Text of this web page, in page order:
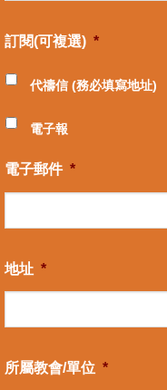
訂閱(可複選) *
代禱信 (務必填寫地址)
電子報
電子郵件 *
地址 *
所屬教會/單位 *